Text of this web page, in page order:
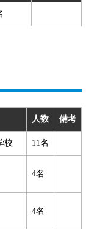
人数 備考
校 11名
4名
4名